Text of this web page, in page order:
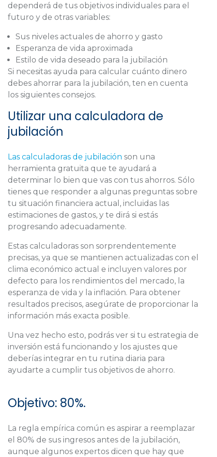
dependerá de tus objetivos individuales para el
futuro y de otras variables:
Sus niveles actuales de ahorro y gasto
Esperanza de vida aproximada
Estilo de vida deseado para la jubilación
Si necesitas ayuda para calcular cuánto dinero
debes ahorrar para la jubilación, ten en cuenta
los siguientes consejos.
Utilizar una calculadora de
jubilación
Las calculadoras de jubilación son una
herramienta gratuita que te ayudará a
determinar lo bien que vas con tus ahorros. Sólo
tienes que responder a algunas preguntas sobre
tu situación financiera actual, incluidas las
estimaciones de gastos, y te dirá si estás
progresando adecuadamente.
Estas calculadoras son sorprendentemente
precisas, ya que se mantienen actualizadas con el
clima económico actual e incluyen valores por
defecto para los rendimientos del mercado, la
esperanza de vida y la inflación. Para obtener
resultados precisos, asegúrate de proporcionar la
información más exacta posible.
Una vez hecho esto, podrás ver si tu estrategia de
inversión está funcionando y los ajustes que
deberías integrar en tu rutina diaria para
ayudarte a cumplir tus objetivos de ahorro.
Objetivo: 80%.
La regla empírica común es aspirar a reemplazar
el 80% de sus ingresos antes de la jubilación,
aunque algunos expertos dicen que hay que